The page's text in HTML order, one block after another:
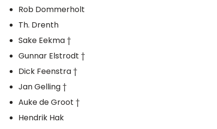
Rob Dommerholt
Th. Drenth
Sake Eekma †
Gunnar Elstrodt †
Dick Feenstra †
Jan Gelling †
Auke de Groot †
Hendrik Hak